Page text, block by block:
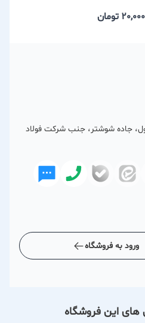
تومان
جاده شوشتر، جنب شرکت فولاد
ورود به فروشگاه
های این فروشگاه